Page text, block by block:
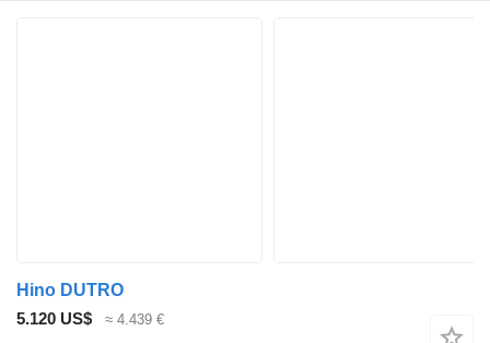
Hino DUTRO
5.120 US$
≈ 4.439 €